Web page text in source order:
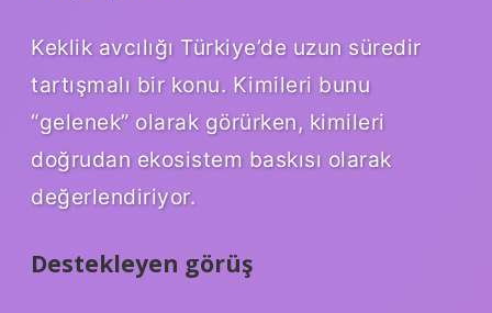
Keklik avcılığı Türkiye’de uzun süredir
tartışmalı bir konu. Kimileri bunu
“gelenek” olarak görürken, kimileri
doğrudan ekosistem baskısı olarak
değerlendiriyor.
Destekleyen görüş